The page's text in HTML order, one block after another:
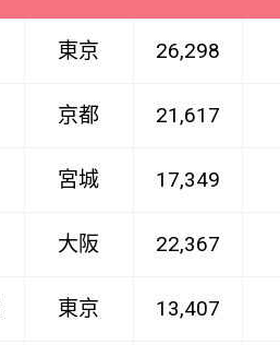
東京 26,298
京都 21,617
宮城 17,349
大阪 22,367
東京 13,407